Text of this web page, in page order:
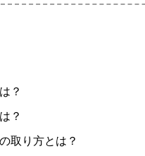
？
？
取り方とは？